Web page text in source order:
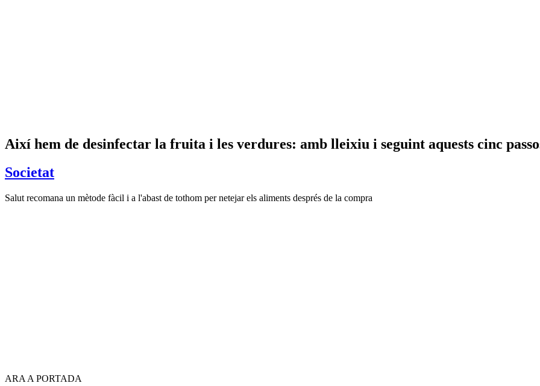
Així hem de desinfectar la fruita i les verdures: amb lleixiu i seguint aquests cinc
Societat
Salut recomana un mètode fàcil i a l'abast de tothom per netejar els aliments després de la compra
ARA A PORTADA